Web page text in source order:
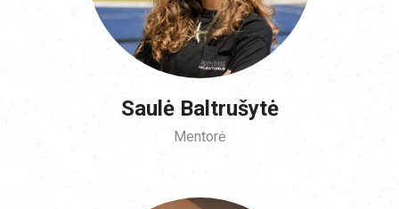
Saulė Baltrušytė
Mentorė